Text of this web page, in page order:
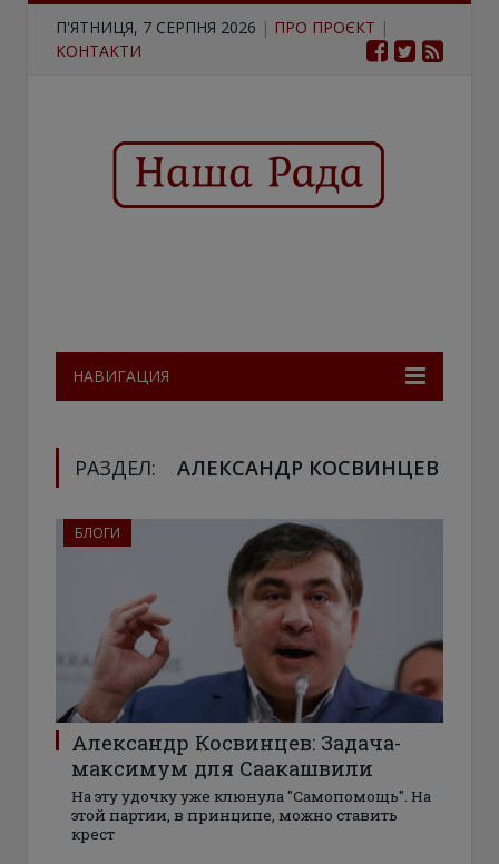
П'ЯТНИЦЯ, 7 СЕРПНЯ 2026 | ПРО ПРОЄКТ |
КОНТАКТИ
НАВИГАЦИЯ
РАЗДЕЛ: АЛЕКСАНДР КОСВИНЦЕВ
БЛОГИ
Александр Косвинцев: Задача-
максимум для Саакашвили
На эту удочку уже клюнула "Самопомощь". На
этой партии, в принципе, можно ставить
крест